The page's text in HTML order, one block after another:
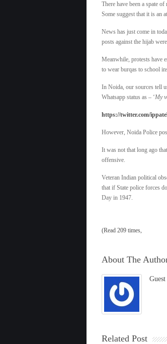
There have been a spate
Some suggest that it is an
News has just come in
posts against the hijab
Meanwhile, protests have
to wear burqas to school
In Noida, our sources tell
Whatsapp status as – ‘My
https://twitter.com/
However, Noida Police
It was not that long ago that
offensive.
Veteran Indian political
that if State police forces
Day in 1947.
(Read 209 times,
About The
Related Post